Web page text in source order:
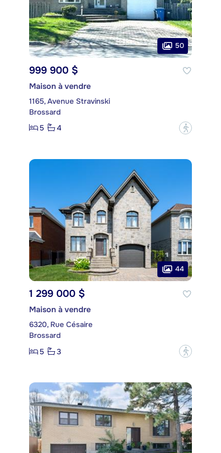
50
999 900 $
Maison à vendre
1165, Avenue Stravinski
Brossard
5
4 ?
44
1 299 000 $
Maison à vendre
6320, Rue Césaire
Brossard
5
3 ?